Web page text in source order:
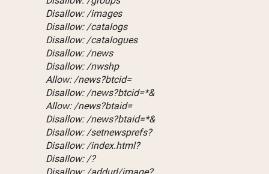
Disallow: /images
Disallow: /catalogs
Disallow: /catalogues
Disallow: /news
Disallow: /nwshp
Allow: /news?btcid=
Disallow: /news?btcid=*&
Allow: /news?btaid=
Disallow: /news?btaid=*&
Disallow: /setnewsprefs?
Disallow: /index.html?
Disallow: /?
Disallow: /addurl/image?